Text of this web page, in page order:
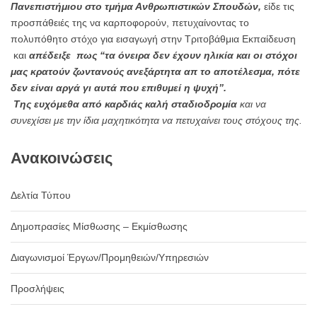
Πανεπιστήμιου στο τμήμα Ανθρωπιστικών Σπουδών, είδε τις
προσπάθειές της να καρποφορούν, πετυχαίνοντας το
πολυπόθητο στόχο για εισαγωγή στην Τριτοβάθμια Εκπαίδευση
και απέδειξε πως “τα όνειρα δεν έχουν ηλικία και οι στόχοι
μας κρατούν ζωντανούς ανεξάρτητα απ το αποτέλεσμα, πότε
δεν είναι αργά γι αυτά που επιθυμεί η ψυχή”.
Της ευχόμεθα από καρδιάς καλή σταδιοδρομία και να
συνεχίσει με την ίδια μαχητικότητα να πετυχαίνει τους στόχους της.
Ανακοινώσεις
Δελτία Τύπου
Δημοπρασίες Μίσθωσης – Εκμίσθωσης
Διαγωνισμοί Έργων/Προμηθειών/Υπηρεσιών
Προσλήψεις